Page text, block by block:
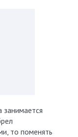
занимается
то поменять